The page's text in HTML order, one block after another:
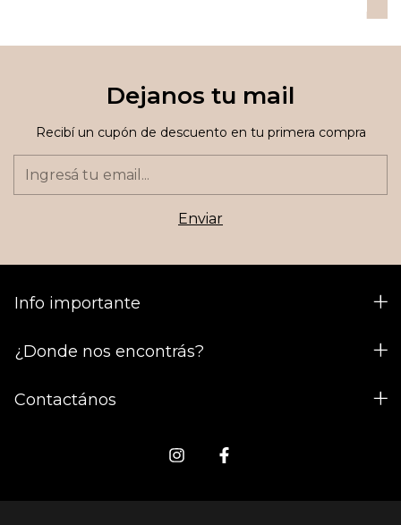
Dejanos tu mail
Recibí un cupón de descuento en tu primera compra
Info importante
¿Donde nos encontrás?
Contactános